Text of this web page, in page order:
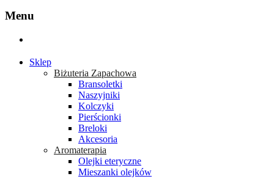
Menu
Sklep
Biżuteria Zapachowa
Bransoletki
Naszyjniki
Kolczyki
Pierścionki
Breloki
Akcesoria
Aromaterapia
Olejki eteryczne
Mieszanki olejków